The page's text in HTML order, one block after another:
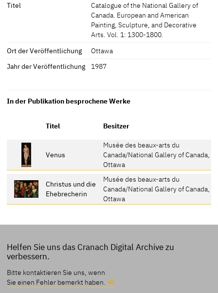
Titel
Catalogue of the National Gallery of
Canada. European and American
Painting, Sculpture, and Decorative
Arts. Vol. 1: 1300-1800.
Ort der Veröffentlichung
Ottawa
Jahr der Veröffentlichung
1987
In der Publikation besprochene Werke
Titel Besitzer
Venus
Musée des beaux-arts du
Canada/National Gallery of Canada,
Ottawa
Christus und die
Ehebrecherin
Musée des beaux-arts du
Canada/National Gallery of Canada,
Ottawa
Helfen Sie uns das Cranach Digital Archive zu
verbessern.
Bitte kontaktieren Sie uns, wenn
Sie einen Fehler bemerkt haben.